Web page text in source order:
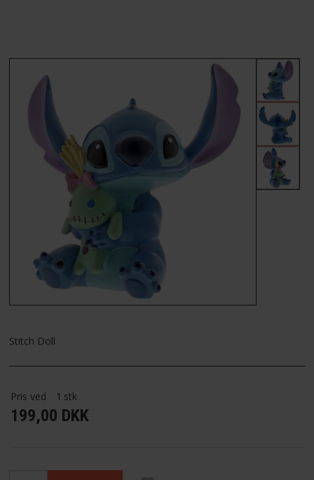
BESTIL
VILKÅR
TILBUD
FRAGT
FAVORIT
Stitch Doll
Pris ved 1 stk
199,00 DKK